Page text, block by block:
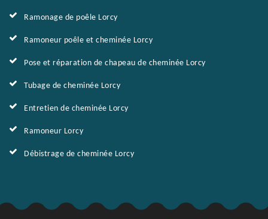
Ramonage de poêle Lorcy
Ramoneur poêle et cheminée Lorcy
Pose et réparation de chapeau de cheminée Lorcy
Tubage de cheminée Lorcy
Entretien de cheminée Lorcy
Ramoneur Lorcy
Débistrage de cheminée Lorcy